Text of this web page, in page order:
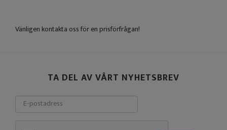
Vänligen kontakta oss för en prisförfrågan!
TA DEL AV VÅRT NYHETSBREV